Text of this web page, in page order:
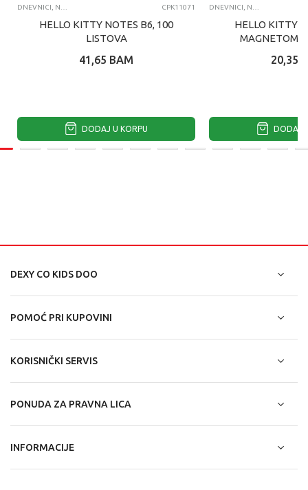
DNEVNICI, NOTESI, AGENDE CPK11071
HELLO KITTY NOTES B6, 100
LISTOVA
41,65 BAM
DODAJ U KORPU
DNEVNICI, NOTESI, AGENDE
HELLO KITTY
MAGNETOM,
20,35
DODAJ
DEXY CO KIDS DOO
POMOĆ PRI KUPOVINI
KORISNIČKI SERVIS
PONUDA ZA PRAVNA LICA
INFORMACIJE